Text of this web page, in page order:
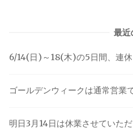
最近
6/14(日)～18(木)の5日間、連休
ゴールデンウィークは通常営業
明日3月14日は休業させていただ